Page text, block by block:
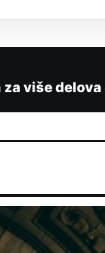
više delova